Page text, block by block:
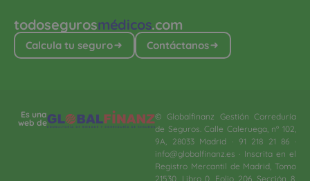
todosegurosmédicos.com
Calcula tu seguro Contáctanos
Es una
web de
© Globalfinanz Gestión Correduría
de Seguros. Calle Caleruega, nº 102,
9A, 28033 Madrid · 91 218 21 86 ·
info@globalfinanz.es · Inscrita en el
Registro Mercantil de Madrid, Tomo
21530, Libro 0, Folio 206, Sección 8,